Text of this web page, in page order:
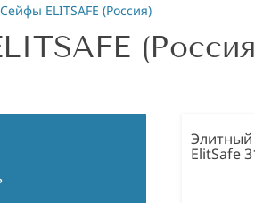
Сейфы ELITSAFE (Россия)
Элитный
ElitSafe